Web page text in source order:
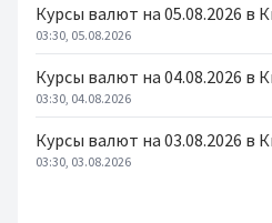
Курсы валют на 05.08.2026 в
03:30, 05.08.2026
Курсы валют на 04.08.2026 в
03:30, 04.08.2026
Курсы валют на 03.08.2026 в
03:30, 03.08.2026